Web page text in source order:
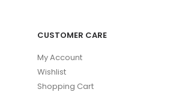
CUSTOMER CARE
My Account
Wishlist
Shopping Cart